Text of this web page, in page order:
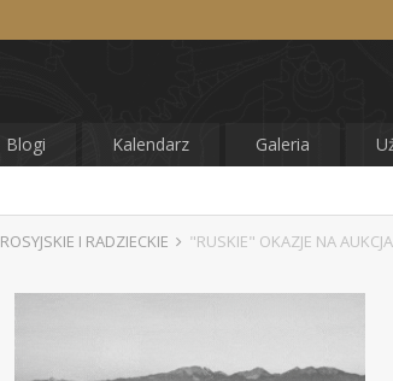
Blogi Kalendarz Galeria
I RADZIECKIE "RUSKIE" OKAZJE NA